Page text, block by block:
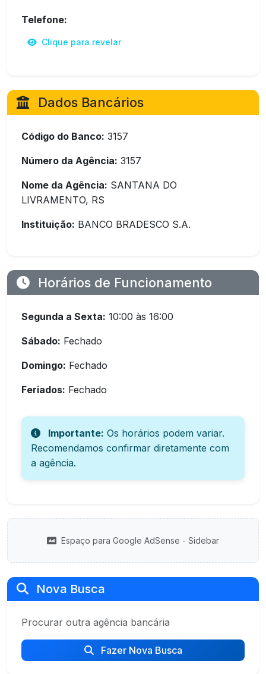
Telefone:
Clique para revelar
Dados Bancários
Código do Banco: 3157
Número da Agência: 3157
Nome da Agência: SANTANA DO
LIVRAMENTO, RS
Instituição: BANCO BRADESCO S.A.
Horários de Funcionamento
Segunda a Sexta: 10:00 às 16:00
Sábado: Fechado
Domingo: Fechado
Feriados: Fechado
Importante: Os horários podem variar.
Recomendamos confirmar diretamente com
a agência.
Espaço para Google AdSense - Sidebar
Nova Busca
Procurar outra agência bancária
Fazer Nova Busca